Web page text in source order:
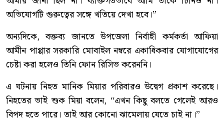
অভিযোগটি গুরুত্বের সঙ্গে খতিয়ে দেখা হবে।”
অন্যদিকে, বক্তব্য জানতে উপজেলা নির্বাহী কর্মকর্তা আফিয়া
আমীন পাপ্পার সরকারি মোবাইল নম্বরে একাধিকবার যোগাযোগের
চেষ্টা করা হলেও তিনি ফোন রিসিভ করেননি।
এ ঘটনায় নিহত মানিক মিয়ার পরিবারও উদ্বেগ প্রকাশ করেছে।
নিহতের ভাই শুক মিয়া বলেন, “এখন কিছু বলতে গেলেই আরও
বিপদ হতে পারে। তাই আর কোনো ঝামেলায় যেতে চাই না।”